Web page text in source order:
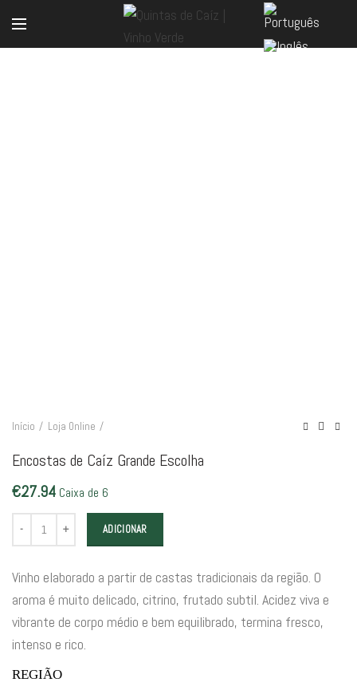
Início Loja Online
Encostas de Caíz Grande Escolha
€27.94 Caixa de 6
Vinho elaborado a partir de castas tradicionais da região. O
aroma é muito delicado, citrino, frutado subtil. Acidez viva e
vibrante de corpo médio e bem equilibrado, termina fresco,
intenso e rico.
REGIÃO
Quantidade de Encostas de Caíz Grande Escolha
ADICIONAR